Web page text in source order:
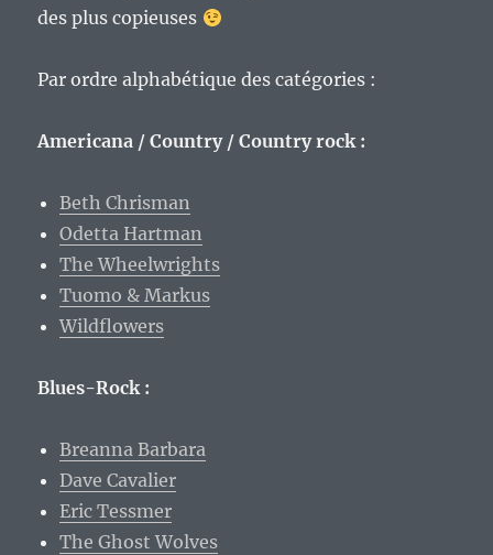
des plus copieuses
Par ordre alphabétique des catégories :
Americana / Country / Country rock :
Beth Chrisman
Odetta Hartman
The Wheelwrights
Tuomo & Markus
Wildflowers
Blues-Rock :
Breanna Barbara
Dave Cavalier
Eric Tessmer
The Ghost Wolves